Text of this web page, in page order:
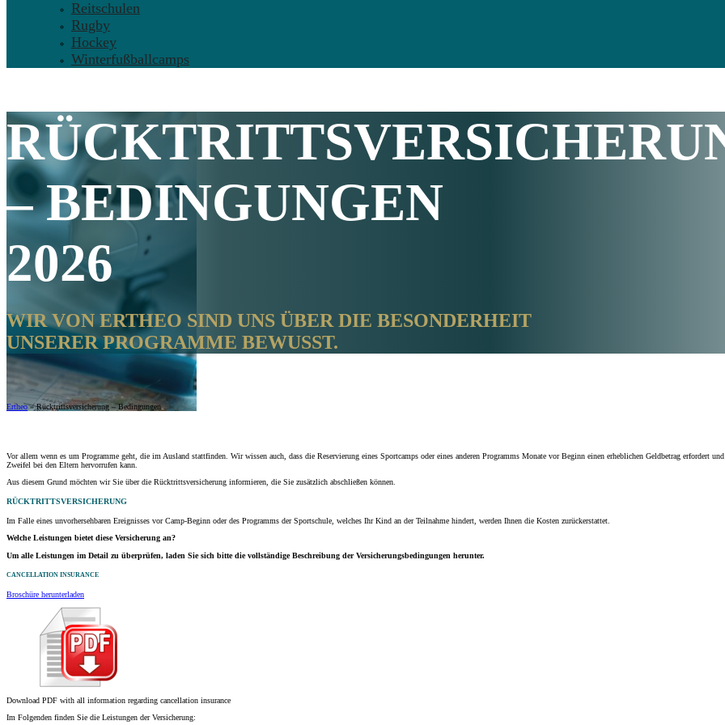
Reitschulen
Rugby
Hockey
Winterfußballcamps
– BEDINGUNGEN
2026
WIR VON ERTHEO SIND UNS ÜBER DIE BESONDERHEIT
UNSERER PROGRAMME BEWUSST.
Ertheo»Rücktrittsversicherung – Bedingungen
Vor allem wenn es um Programme geht, die im Ausland stattfinden. Wir wissen auch, dass die Reservierung eines Sportcamps oder eines anderen Programms Monate vor Beginn einen erheblichen Geldbetrag erfordert
Zweifel bei den Eltern hervorrufen kann.
Aus diesem Grund möchten wir Sie über die Rücktrittsversicherung informieren, die Sie zusätzlich abschließen können.
RÜCKTRITTSVERSICHERUNG
Im Falle eines unvorhersehbaren Ereignisses vor Camp-Beginn oder des Programms der Sportschule, welches Ihr Kind an der Teilnahme hindert, werden Ihnen die Kosten zurückerstattet.
Welche Leistungen bietet diese Versicherung an?
Um alle Leistungen im Detail zu überprüfen, laden Sie sich bitte die vollständige Beschreibung der Versicherungsbedingungen herunter.
CANCELLATION INSURANCE
Broschüre herunterladen
Download PDF with all information regarding cancellation insurance
Im Folgenden finden Sie die Leistungen der Versicherung: